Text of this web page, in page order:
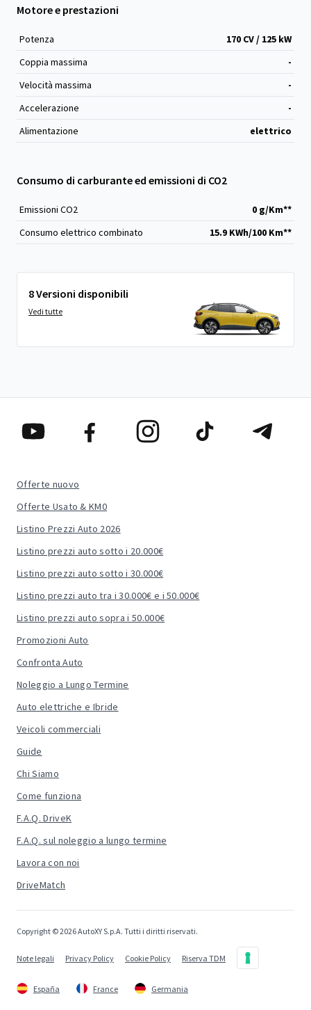
Motore e prestazioni
Potenza
170 CV / 125 kW
Coppia massima
-
Velocità massima
-
Accelerazione
-
Alimentazione
elettrico
Consumo di carburante ed emissioni di CO2
Emissioni CO2
0 g/Km**
Consumo elettrico combinato
15.9 KWh/100 Km**
8 Versioni disponibili
Vedi tutte
Offerte nuovo
Offerte Usato & KM0
Listino Prezzi Auto 2026
Listino prezzi auto sotto i 20.000€
Listino prezzi auto sotto i 30.000€
Listino prezzi auto tra i 30.000€ e i 50.000€
Listino prezzi auto sopra i 50.000€
Promozioni Auto
Confronta Auto
Noleggio a Lungo Termine
Auto elettriche e Ibride
Veicoli commerciali
Guide
Chi Siamo
Come funziona
F.A.Q. DriveK
F.A.Q. sul noleggio a lungo termine
Lavora con noi
DriveMatch
Copyright © 2026 AutoXY S.p.A. Tutti i diritti riservati.
Note legali Privacy Policy Cookie Policy Riserva TDM
España France Germania